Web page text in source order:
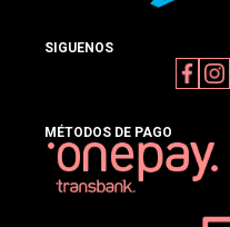
SIGUENOS
MÉTODOS DE PAGO